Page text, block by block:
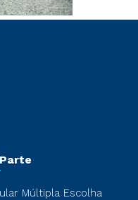
Múltipla Escolha